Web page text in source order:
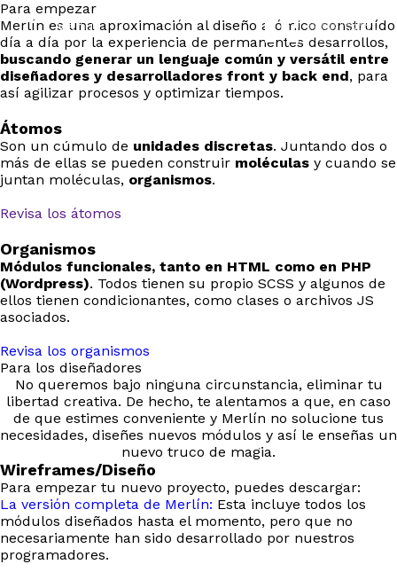
Menú
Para empezar
Merlín es una aproximación al diseño atómico construído
día a día por la experiencia de permanentes desarrollos,
buscando generar un lenguaje común y versátil entre
diseñadores y desarrolladores front y back end, para
así agilizar procesos y optimizar tiempos.
Átomos
Son un cúmulo de unidades discretas. Juntando dos o
más de ellas se pueden construir moléculas y cuando se
juntan moléculas, organismos.
Revisa los átomos
Organismos
Módulos funcionales, tanto en HTML como en PHP
(Wordpress). Todos tienen su propio SCSS y algunos de
ellos tienen condicionantes, como clases o archivos JS
asociados.
Revisa los organismos
Para los diseñadores
No queremos bajo ninguna circunstancia, eliminar tu
libertad creativa. De hecho, te alentamos a que, en caso
de que estimes conveniente y Merlín no solucione tus
necesidades, diseñes nuevos módulos y así le enseñas un
nuevo truco de magia.
Wireframes/Diseño
Para empezar tu nuevo proyecto, puedes descargar:
La versión completa de Merlín: Esta incluye todos los
módulos diseñados hasta el momento, pero que no
necesariamente han sido desarrollado por nuestros
programadores.